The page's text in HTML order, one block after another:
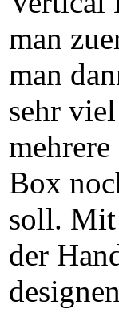
man
man
sehr
Box
soll. Mit
der